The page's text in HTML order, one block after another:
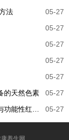
法
05-27
05-27
05-27
05-27
05-27
的天然色素
05-27
05-27
养生网